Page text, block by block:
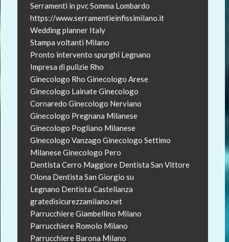
Serramenti in pvc Somma Lombardo
https://www.serramentieinfissimilano.it
Wedding planner Italy
Stampa voltanti Milano
Pronto intervento spurghi Legnano
Impresa di pulizie Rho
Ginecologo Rho Ginecologo Arese
Ginecologo LainateGinecologo
Cornaredo Ginecologo Nerviano
Ginecologo Pregnana Milanese
Ginecologo Pogliano Milanese
Ginecologo Vanzago Ginecologo Settimo
MilaneseGinecologo Pero
Dentista Cerro Maggiore Dentista San Vittore
Olona Dentista San Giorgio su
Legnano Dentista Castellanza
gratedisicurezzamilano.net
Parrucchiere Giambellino Milano
Parrucchiere Romolo Milano
Parrucchiere Barona Milano